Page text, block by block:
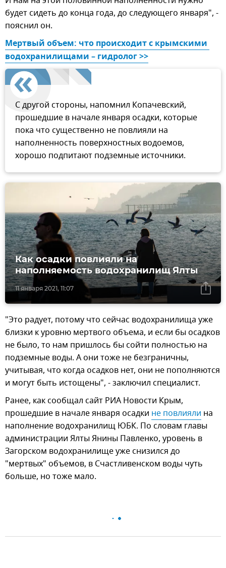
будет сидеть до конца года, до следующего января", -
пояснил он.
Мертвый объем: что происходит с крымскими
водохранилищами – гидролог >>
С другой стороны, напомнил Копачевский,
прошедшие в начале января осадки, которые
пока что существенно не повлияли на
наполненность поверхностных водоемов,
хорошо подпитают подземные источники.
11 января 2021, 11:07
Как осадки повлияли на
наполняемость водохранилищ Ялты
"Это радует, потому что сейчас водохранилища уже
близки к уровню мертвого объема, и если бы осадков
не было, то нам пришлось бы сойти полностью на
подземные воды. А они тоже не безграничны,
учитывая, что когда осадков нет, они не пополняются
и могут быть истощены", - заключил специалист.
Ранее, как сообщал сайт РИА Новости Крым,
прошедшие в начале января осадки не повлияли на
наполнение водохранилищ ЮБК. По словам главы
администрации Ялты Янины Павленко, уровень в
Загорском водохранилище уже снизился до
"мертвых" объемов, в Счастливенском воды чуть
больше, но тоже мало.